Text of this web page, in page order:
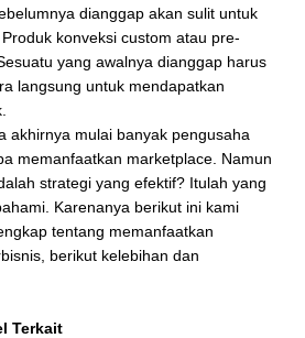
dianggap akan sulit untuk
konveksi custom atau pre-
yang awalnya dianggap harus
langsung untuk mendapatkan
akhirnya mulai banyak pengusaha
memanfaatkan marketplace. Namun
strategi yang efektif? Itulah yang
Karenanya berikut ini kami
tentang memanfaatkan
berikut kelebihan dan
Terkait